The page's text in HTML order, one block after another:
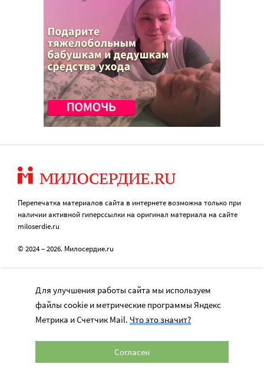
Перепечатка материалов сайта в интернете возможна только при
наличии активной гиперссылки на оригинал материала на сайте
miloserdie.ru
© 2024 – 2026. Милосердие.ru
Свидетельство о регистрации СМИ Эл № ФС77-57850 выдано
технологий и массовых коммуникаций (Роскомнадзор) 25.04.2014 г.
Портал Милосердие.ru использует объявления и веб-сайт для сбора не
Портал Милосердие.ru является одним из проектов Православной службы
Для улучшения работы сайта мы используем
файлы cookie и метрические программы Яндекс
Метрика и Счетчик Mail. Что это значит?
Согласен